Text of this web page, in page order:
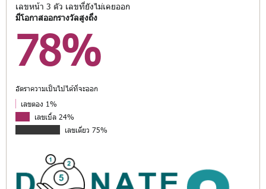
เลขหน้า 3 ตัว เลขที่ยังไม่เคยออก
มีโอกาสออกรางวัลสูงถึง
78%
อัตราความเป็นไปได้ที่จะออก
เลขตอง 1%
เลขเบิ้ล 24%
เลขเดี่ยว 75%